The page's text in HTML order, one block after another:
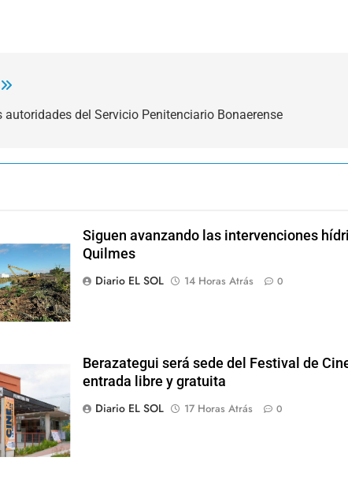
autoridades del Servicio Penitenciario Bonaerense
Siguen avanzando las intervenciones
Quilmes
Diario EL SOL
14 Horas Atrás 0
Berazategui será sede del Festival de
entrada libre y gratuita
Diario EL SOL
17 Horas Atrás 0